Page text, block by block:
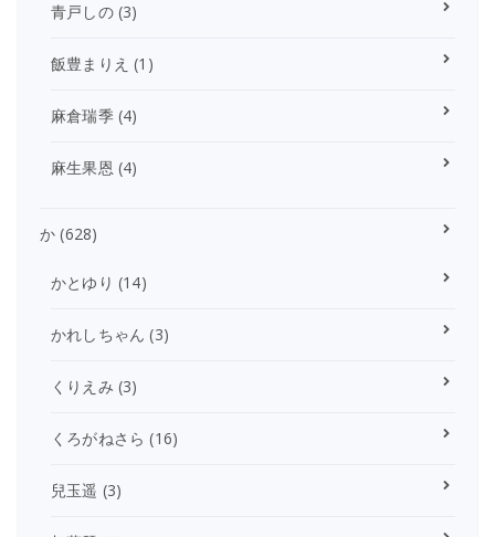
青戸しの(3)
飯豊まりえ (1)
麻倉瑞季(4)
麻生果恩 (4)
か (628)
かとゆり (14)
かれしちゃん (3)
くりえみ (3)
くろがねさら (16)
兒玉遥 (3)